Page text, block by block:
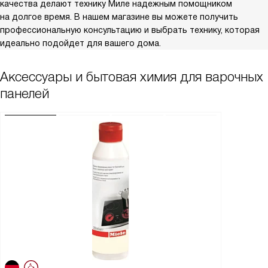
качества делают технику Миле надежным помощником
на долгое время. В нашем магазине вы можете получить
профессиональную консультацию и выбрать технику, которая
идеально подойдет для вашего дома.
Аксессуары и бытовая химия для варочных
панелей